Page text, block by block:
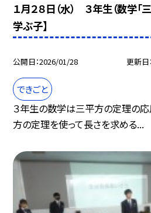
１月２８日（水） ３年生（数学「
学ぶ子】
公開日 2026/01/28 更新日
できごと
３年生の数学は三平方の定理の応
方の定理を使って長さを求める...